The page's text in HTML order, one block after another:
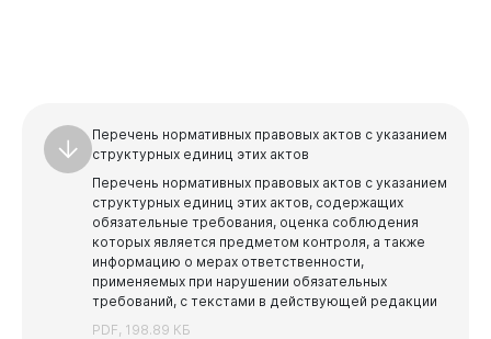
Перечень нормативных правовых актов с указанием
структурных единиц этих актов
Перечень нормативных правовых актов с указанием
структурных единиц этих актов, содержащих
обязательные требования, оценка соблюдения
которых является предметом контроля, а также
информацию о мерах ответственности,
применяемых при нарушении обязательных
требований, с текстами в действующей редакции
PDF, 198.89 КБ